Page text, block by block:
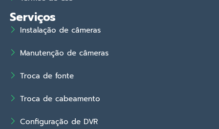
Serviços
Instalação de câmeras
Manutenção de câmeras
Troca de fonte
Troca de cabeamento
Configuração de DVR